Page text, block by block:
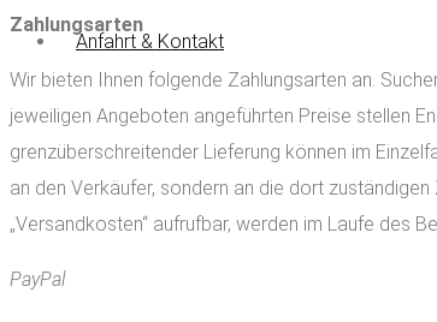
Anfahrt & Kontakt
Zahlungsarten
Wir bieten Ihnen folgende Zahlungsarten an.
jeweiligen Angeboten angeführten Preise stellen
grenzüberschreitender Lieferung können im
an den Verkäufer, sondern an die dort
„Versandkosten“ aufrufbar, werden im Laufe des
PayPal